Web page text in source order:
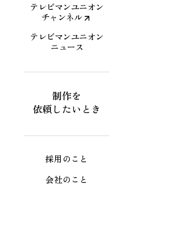
テレビマンユニオン
チャンネル
テレビマンユニオン
ニュース
制作を
依頼したいとき
採用のこと
会社のこと